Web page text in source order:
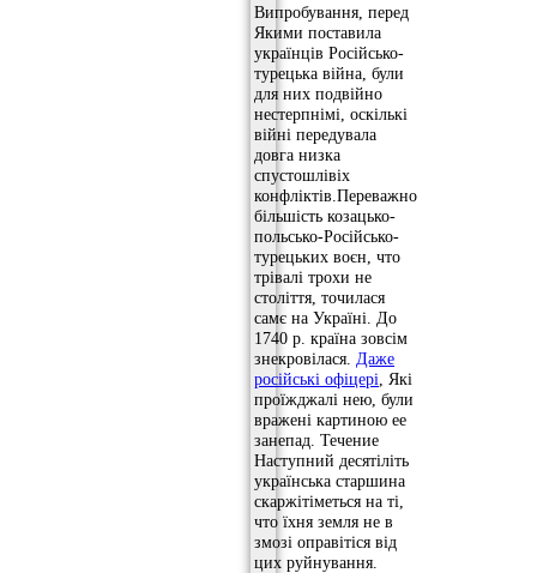
Випробування, перед
Якими поставила
українців Російсько-
турецька війна, були
для них подвійно
нестерпнімі, оскількі
війні передувала
довга низка
спустошлівіх
конфліктів.Переважно
більшість козацько-
польсько-Російсько-
турецьких воєн, что
трівалі трохи не
століття, точилася
самє на Україні. До
1740 р. країна зовсім
знекровілася. Даже
російські офіцері , Які
проїжджалі нею, були
вражені картиною ее
занепад. Течение
Наступний десятіліть
українська старшина
скаржітіметься на ті,
что їхня земля не в
змозі оправітіся від
цих руйнування.